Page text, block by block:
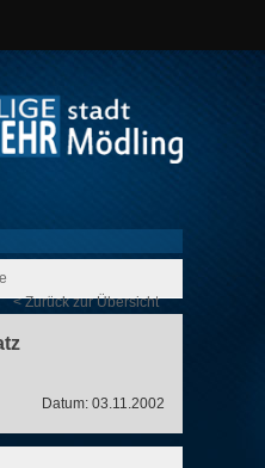
< Zurück zur Übersicht
Datum: 03.11.2002